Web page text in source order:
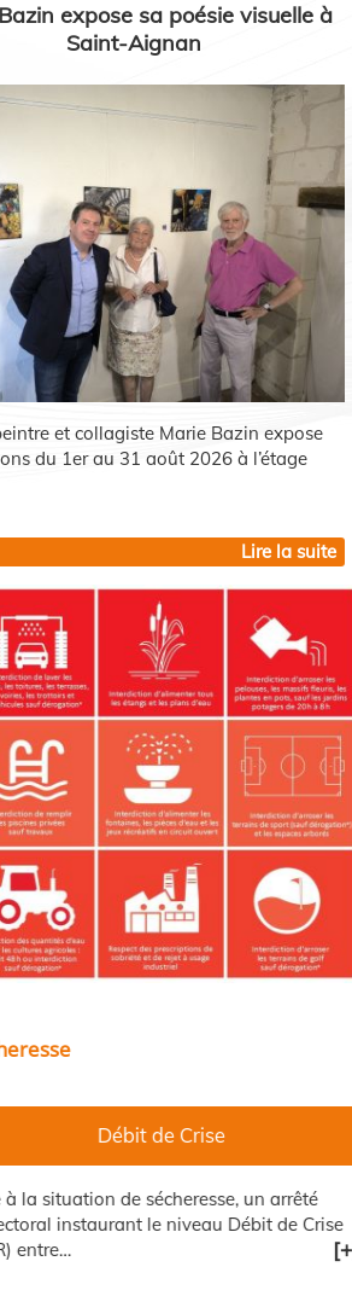
expose sa poésie visuelle à
Saint-Aignan
et collagiste Marie Bazin expose
du 1er au 31 août 2026 à l’étage
Lire la suite
Débit de Crise
à la situation de sécheresse, un arrêté
instaurant le niveau Débit de Crise
entre…
[+]